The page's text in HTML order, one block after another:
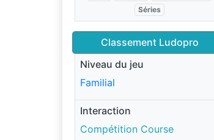
Séries
Classement Ludopro
Niveau du jeu
Familial
Interaction
Compétition Course